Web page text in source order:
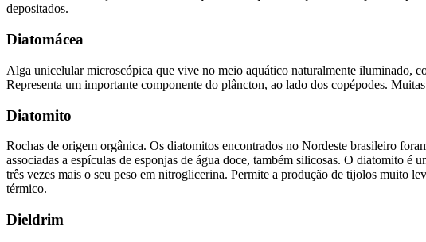
depositados.
Diatomácea
Alga unicelular microscópica que vive no meio aquático naturalmente iluminado,
Representa um importante componente do plâncton, ao lado dos copépodes.
Diatomito
Rochas de origem orgânica. Os diatomitos encontrados no Nordeste brasileiro
associadas a espículas de esponjas de água doce, também silicosas. O diatomito
três vezes mais o seu peso em nitroglicerina. Permite a produção de tijolos muito
térmico.
Dieldrim